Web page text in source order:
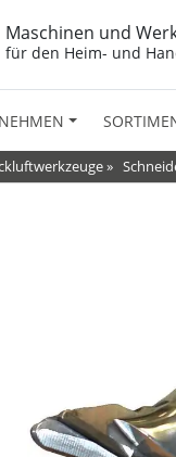
Maschinen und
für den Heim- und
»